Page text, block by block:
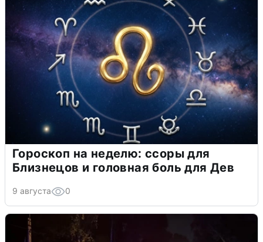
Гороскоп на неделю: ссоры для
Близнецов и головная боль для Дев
9 августа 0